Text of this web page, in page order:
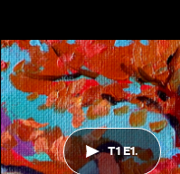
T1 E1.